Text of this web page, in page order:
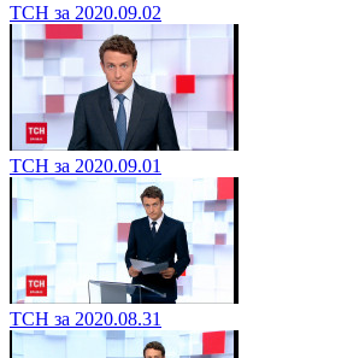
ТСН за 2020.09.02
ТСН за 2020.09.01
ТСН за 2020.08.31